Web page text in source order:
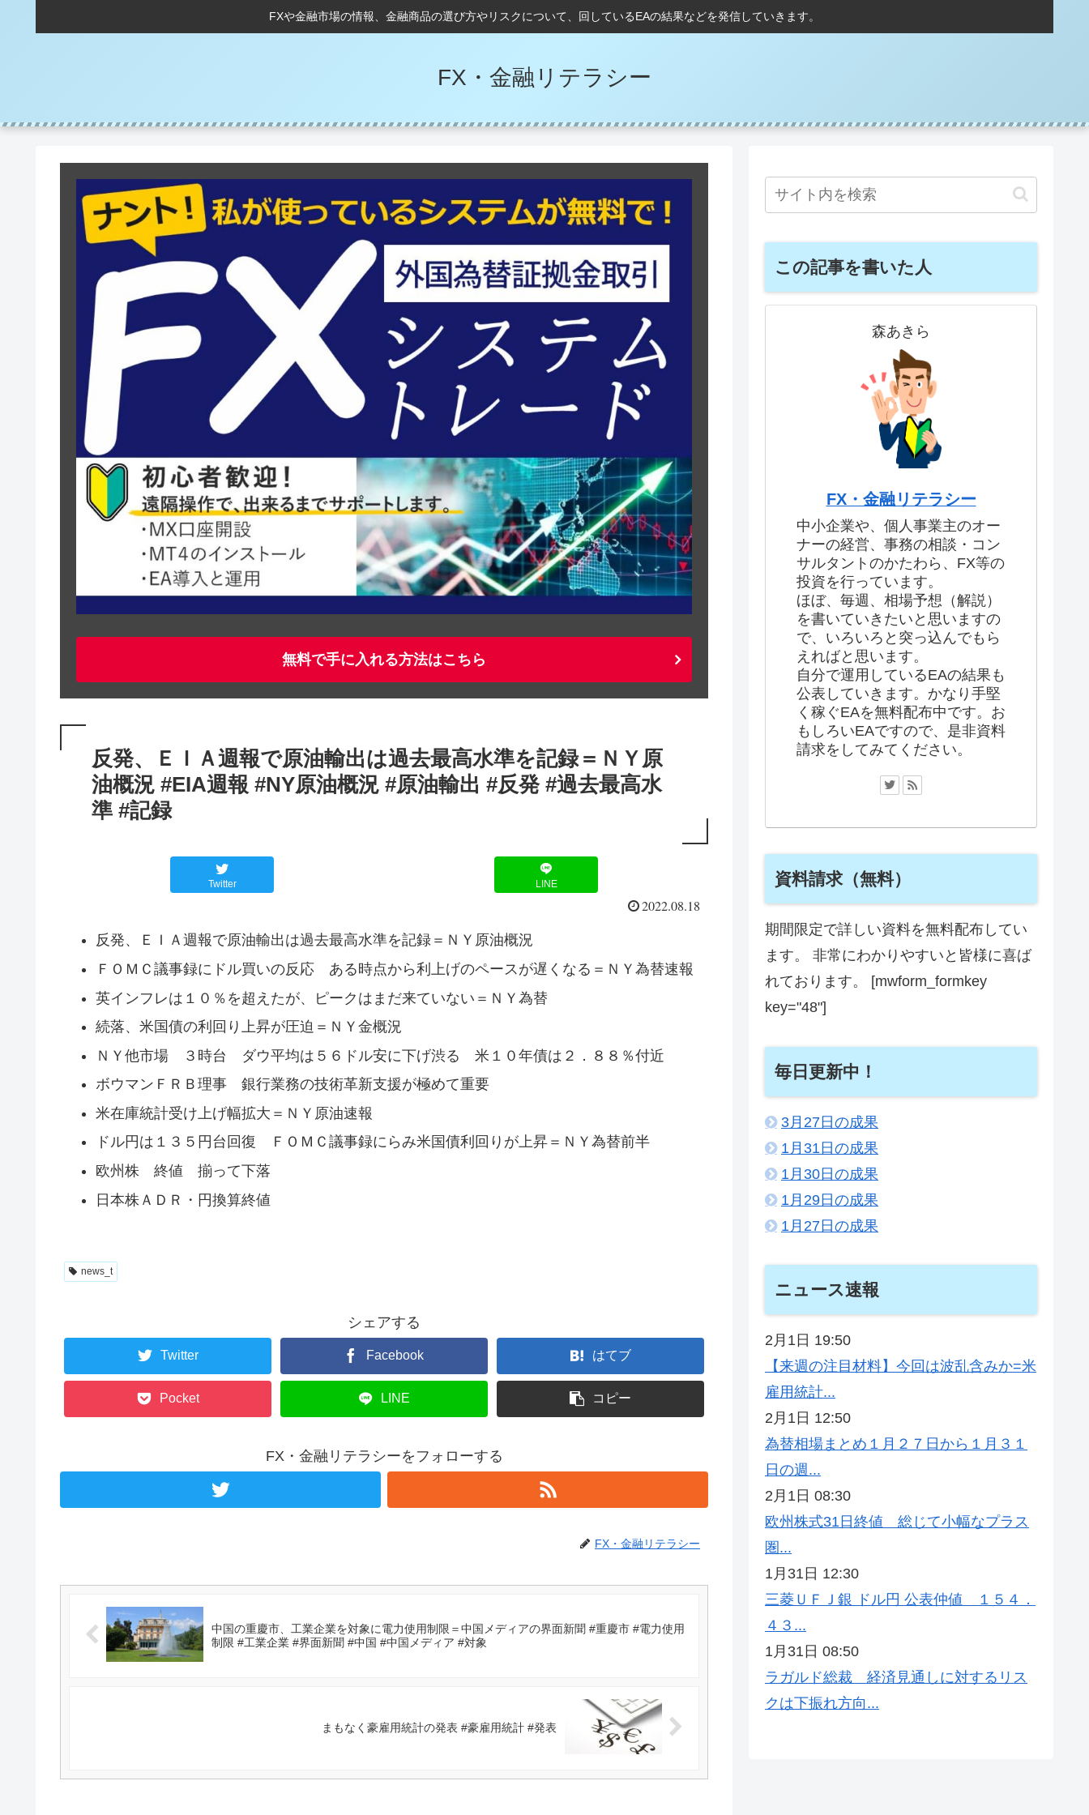
FXや金融市場の情報、金融商品の選び方やリスクについて、回しているEAの結果などを発信していきます。
FX・金融リテラシー
無料で手に入れる方法はこちら
反発、ＥＩＡ週報で原油輸出は過去最高水準を記録＝ＮＹ原
油概況 #EIA週報 #NY原油概況 #原油輸出 #反発 #過去最高水
準 #記録
Twitter LINE
2022.08.18
反発、ＥＩＡ週報で原油輸出は過去最高水準を記録＝ＮＹ原油概況
ＦＯＭＣ議事録にドル買いの反応 ある時点から利上げのペースが遅くなる＝ＮＹ為替速報
英インフレは１０％を超えたが、ピークはまだ来ていない＝ＮＹ為替
続落、米国債の利回り上昇が圧迫＝ＮＹ金概況
ＮＹ他市場 ３時台 ダウ平均は５６ドル安に下げ渋る 米１０年債は２．８８％付近
ボウマンＦＲＢ理事 銀行業務の技術革新支援が極めて重要
米在庫統計受け上げ幅拡大＝ＮＹ原油速報
ドル円は１３５円台回復 ＦＯＭＣ議事録にらみ米国債利回りが上昇＝ＮＹ為替前半
欧州株 終値 揃って下落
日本株ＡＤＲ・円換算終値
news_t
シェアする
Twitter Facebook はてブ
Pocket LINE コピー
FX・金融リテラシーをフォローする
FX・金融リテラシー
中国の重慶市、工業企業を対象に電力使用制限＝中国メディアの界面新聞 #重慶市 #電力使用
制限 #工業企業 #界面新聞 #中国 #中国メディア #対象
まもなく豪雇用統計の発表 #豪雇用統計 #発表
この記事を書いた人
森あきら
FX・金融リテラシー
中小企業や、個人事業主のオー
ナーの経営、事務の相談・コン
サルタントのかたわら、FX等の
投資を行っています。
ほぼ、毎週、相場予想（解説）
を書いていきたいと思いますの
で、いろいろと突っ込んでもら
えればと思います。
自分で運用しているEAの結果も
公表していきます。かなり手堅
く稼ぐEAを無料配布中です。お
もしろいEAですので、是非資料
請求をしてみてください。
資料請求（無料）
期間限定で詳しい資料を無料配布してい
ます。 非常にわかりやすいと皆様に喜ば
れております。 [mwform_formkey
key="48"]
毎日更新中！
3月27日の成果
1月31日の成果
1月30日の成果
1月29日の成果
1月27日の成果
ニュース速報
2月1日 19:50
【来週の注目材料】今回は波乱含みか=米
雇用統計...
2月1日 12:50
為替相場まとめ１月２７日から１月３１
日の週...
2月1日 08:30
欧州株式31日終値 総じて小幅なプラス
圏...
1月31日 12:30
三菱ＵＦＪ銀 ドル円 公表仲値 １５４．
４３...
1月31日 08:50
ラガルド総裁 経済見通しに対するリス
クは下振れ方向...